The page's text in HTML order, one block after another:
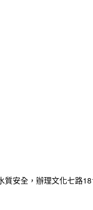
安全，辦理文化七路